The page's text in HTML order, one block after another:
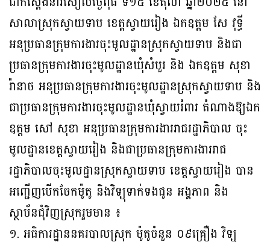
សាលាស្រុកស្វាយទាប ខេត្តស្វាយរៀង ឯកឧត្តម សែ វុទ្ធី
អនុប្រធានក្រុមការងារចុះមូលដ្ឋានស្រុកស្វាយទាប និងជា
ប្រធានក្រុមការងារចុះមូលដ្ឋានឃុំសំបួរ និង ឯកឧត្តម សុខា
រ៉ានាថ អនុប្រធានក្រុមការងារចុះមូលដ្ឋានស្រុកស្វាយទាប និង
ជាប្រធានក្រុមការងារចុះមូលដ្ឋានឃុំស្វាយរំពារ តំណាងឱ្យឯក
ឧត្តម សៅ សុខា អនុប្រធានក្រុមការងាររាជរដ្ឋាភិបាល ចុះ
មូលដ្ឋានខេត្តស្វាយរៀង និងជាប្រធានក្រុមការងាររាជ
រដ្ឋាភិបាលចុះមូលដ្ឋានស្រុកស្វាយទាប ខេត្តស្វាយរៀង បាន
អញ្ជើញបើកចែកម៉ូតូ និងវិទ្យុទាក់ទងជូន អង្គភាព និង
ស្ថាប័នជុំវិញស្រុករួមមាន ៖
១. អធិការដ្ឋាននគរបាលស្រុក ម៉ូតូចំនួន ០៩គ្រឿង វិទ្យុ